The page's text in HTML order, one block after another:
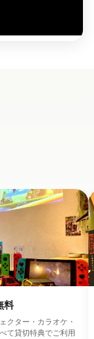
料
クター・カラオケ・
て貸切特典でご利用